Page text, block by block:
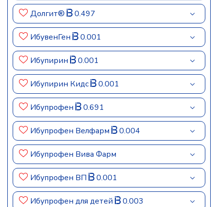
Долгит® 0.497
ИбувенГен 0.001
Ибупирин 0.001
Ибупирин Кидс 0.001
Ибупрофен 0.691
Ибупрофен Велфарм 0.004
Ибупрофен Вива Фарм
Ибупрофен ВП 0.001
Ибупрофен для детей 0.003